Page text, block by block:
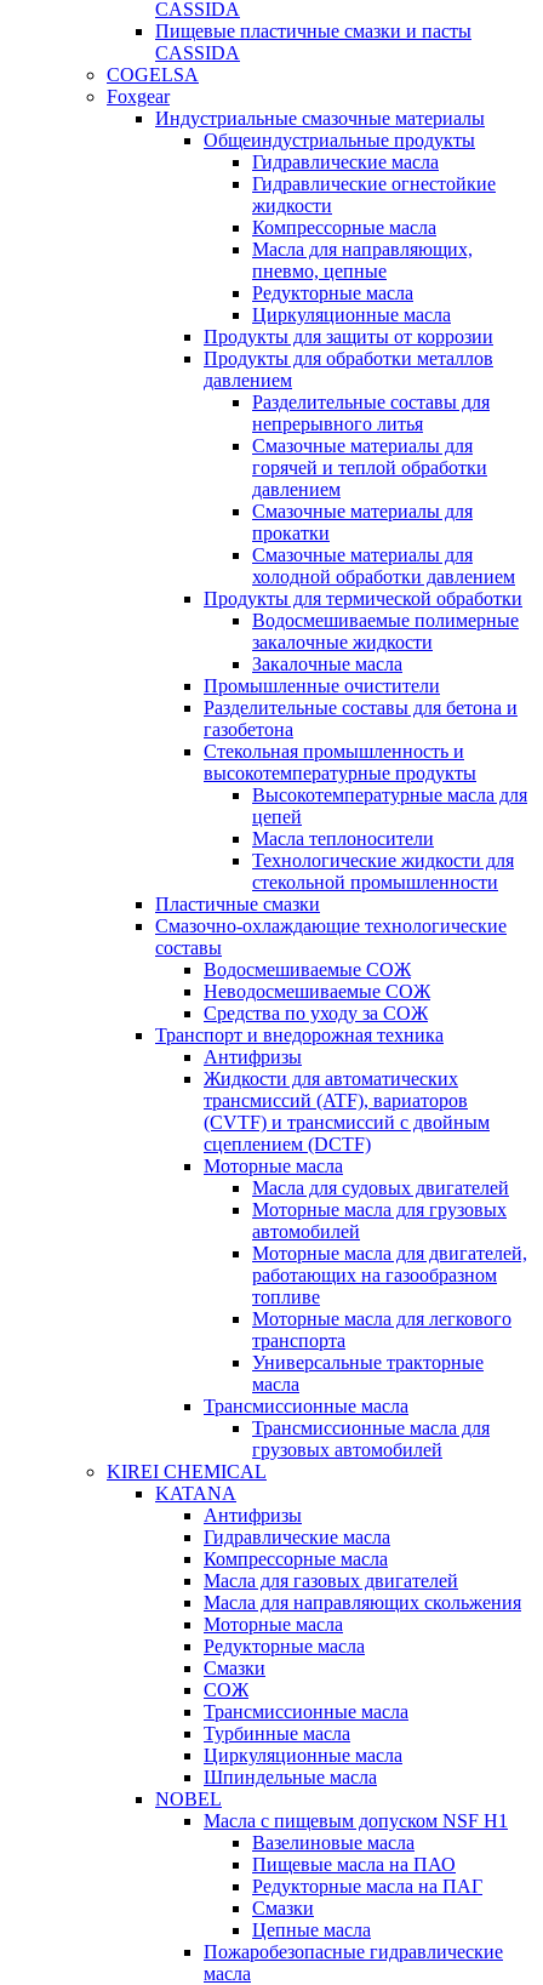
CASSIDA
Пищевые пластичные смазки и пасты
CASSIDA
COGELSA
Foxgear
Индустриальные смазочные материалы
Общеиндустриальные продукты
Гидравлические масла
Гидравлические огнестойкие
жидкости
Компрессорные масла
Масла для направляющих,
пневмо, цепные
Редукторные масла
Циркуляционные масла
Продукты для защиты от коррозии
Продукты для обработки металлов
давлением
Разделительные составы для
непрерывного литья
Смазочные материалы для
горячей и теплой обработки
давлением
Смазочные материалы для
прокатки
Смазочные материалы для
холодной обработки давлением
Продукты для термической обработки
Водосмешиваемые полимерные
закалочные жидкости
Закалочные масла
Промышленные очистители
Разделительные составы для бетона и
газобетона
Стекольная промышленность и
высокотемпературные продукты
Высокотемпературные масла для
цепей
Масла теплоносители
Технологические жидкости для
стекольной промышленности
Пластичные смазки
Смазочно-охлаждающие технологические
составы
Водосмешиваемые СОЖ
Неводосмешиваемые СОЖ
Средства по уходу за СОЖ
Транспорт и внедорожная техника
Антифризы
Жидкости для автоматических
трансмиссий (ATF), вариаторов
(CVTF) и трансмиссий с двойным
сцеплением (DCTF)
Моторные масла
Масла для судовых двигателей
Моторные масла для грузовых
автомобилей
Моторные масла для двигателей,
работающих на газообразном
топливе
Моторные масла для легкового
транспорта
Универсальные тракторные
масла
Трансмиссионные масла
Трансмиссионные масла для
грузовых автомобилей
KIREI CHEMICAL
KATANA
Антифризы
Гидравлические масла
Компрессорные масла
Масла для газовых двигателей
Масла для направляющих скольжения
Моторные масла
Редукторные масла
Смазки
СОЖ
Трансмиссионные масла
Турбинные масла
Циркуляционные масла
Шпиндельные масла
NOBEL
Масла с пищевым допуском NSF H1
Вазелиновые масла
Пищевые масла на ПАО
Редукторные масла на ПАГ
Смазки
Цепные масла
Пожаробезопасные гидравлические
масла